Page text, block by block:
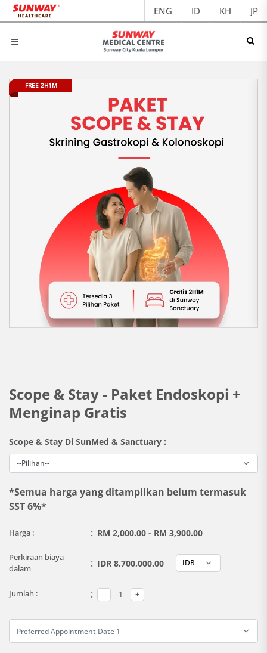
ENG ID KH JP
FREE 2H1M
Scope & Stay - Paket Endoskopi +
Menginap Gratis
Scope & Stay Di SunMed & Sanctuary :
*Semua harga yang ditampilkan belum termasuk
SST 6%*
Harga : : RM 2,000.00 - RM 3,900.00
Perkiraan biaya
dalam
: IDR 8,700,000.00
Jumlah : :